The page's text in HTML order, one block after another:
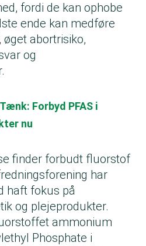
fordi de kan ophobe
ende kan medføre
abortrisiko,
og
Forbyd PFAS i
nu
finder forbudt fluorstof
har
haft fokus på
og plejeprodukter.
ammonium
Phosphate i